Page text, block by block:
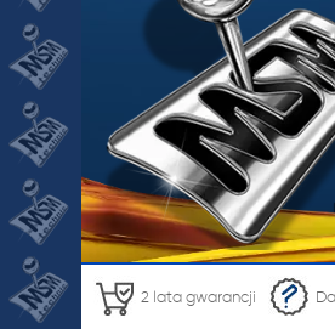
2 lata gwarancji